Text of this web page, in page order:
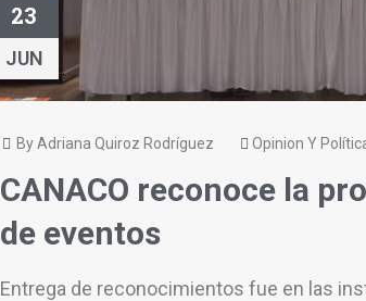
23
JUN
By Adriana Quiroz Rodríguez Opinion Y
CANACO reconoce la
de eventos
Entrega de reconocimientos fue en las